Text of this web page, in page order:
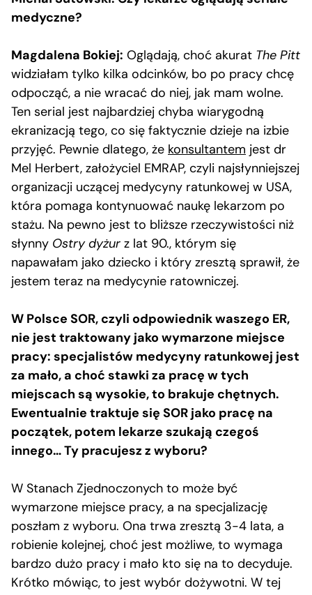
medyczne?
Magdalena Bokiej: Oglądają, choć akurat The Pitt
widziałam tylko kilka odcinków, bo po pracy chcę
odpocząć, a nie wracać do niej, jak mam wolne.
Ten serial jest najbardziej chyba wiarygodną
ekranizacją tego, co się faktycznie dzieje na izbie
przyjęć. Pewnie dlatego, że konsultantem jest dr
Mel Herbert, założyciel EMRAP, czyli najsłynniejszej
organizacji uczącej medycyny ratunkowej w USA,
która pomaga kontynuować naukę lekarzom po
stażu. Na pewno jest to bliższe rzeczywistości niż
słynny Ostry dyżur z lat 90., którym się
napawałam jako dziecko i który zresztą sprawił, że
jestem teraz na medycynie ratowniczej.
W Polsce SOR, czyli odpowiednik waszego ER,
nie jest traktowany jako wymarzone miejsce
pracy: specjalistów medycyny ratunkowej jest
za mało, a choć stawki za pracę w tych
miejscach są wysokie, to brakuje chętnych.
Ewentualnie traktuje się SOR jako pracę na
początek, potem lekarze szukają czegoś
innego… Ty pracujesz z wyboru?
W Stanach Zjednoczonych to może być
wymarzone miejsce pracy, a na specjalizację
poszłam z wyboru. Ona trwa zresztą 3-4 lata, a
robienie kolejnej, choć jest możliwe, to wymaga
bardzo dużo pracy i mało kto się na to decyduje.
Krótko mówiąc, to jest wybór dożywotni. W tej